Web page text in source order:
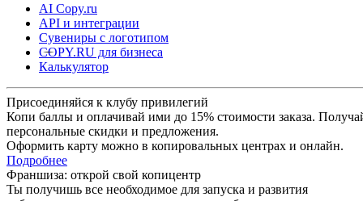
AI Copy.ru
API и интеграции
Сувениры с логотипом
COPY.RU для бизнеса
Калькулятор
Присоединяйся к клубу привилегий
Копи баллы и оплачивай ими до 15% стоимости заказа.
персональные скидки и предложения.
Оформить карту можно в копировальных центрах и онлайн.
Подробнее
Франшиза: открой свой копицентр
Ты получишь все необходимое для запуска и развития